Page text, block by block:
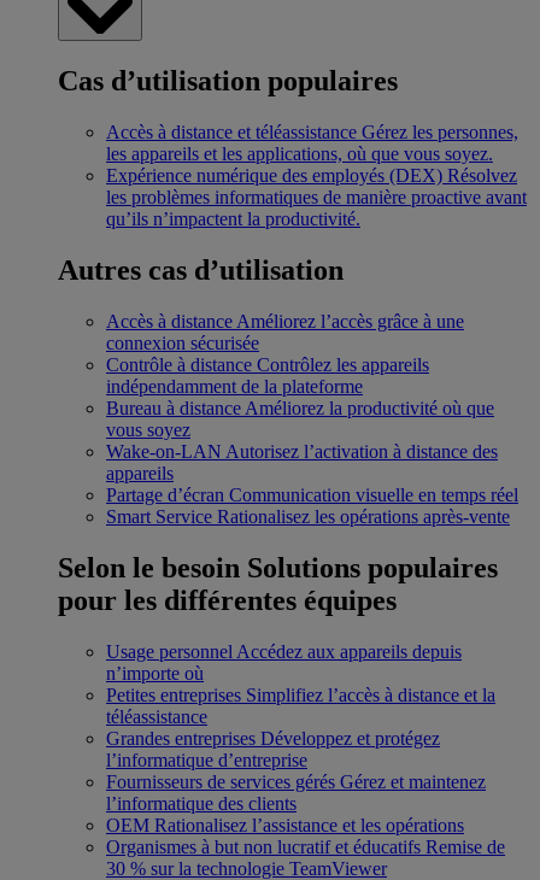
Cas d’utilisation populaires
Accès à distance et téléassistance Gérez les personnes,
les appareils et les applications, où que vous soyez.
Expérience numérique des employés (DEX) Résolvez
les problèmes informatiques de manière proactive avant
qu’ils n’impactent la productivité.
Autres cas d’utilisation
Accès à distance Améliorez l’accès grâce à une
connexion sécurisée
Contrôle à distance Contrôlez les appareils
indépendamment de la plateforme
Bureau à distance Améliorez la productivité où que
vous soyez
Wake-on-LAN Autorisez l’activation à distance des
appareils
Partage d’écran Communication visuelle en temps réel
Smart Service Rationalisez les opérations après-vente
Selon le besoin Solutions populaires
pour les différentes équipes
Usage personnel Accédez aux appareils depuis
n’importe où
Petites entreprises Simplifiez l’accès à distance et la
téléassistance
Grandes entreprises Développez et protégez
l’informatique d’entreprise
Fournisseurs de services gérés Gérez et maintenez
l’informatique des clients
OEM Rationalisez l’assistance et les opérations
Organismes à but non lucratif et éducatifs Remise de
30 % sur la technologie TeamViewer